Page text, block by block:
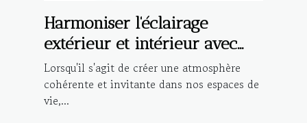
Harmoniser l'éclairage
extérieur et intérieur avec
des suspensions design
Lorsqu'il s'agit de créer une atmosphère
cohérente et invitante dans nos espaces de
vie,...